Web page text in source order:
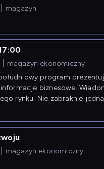
magazyn
magazyn ekonomiczny
program
biznesowe.
rynku. Nie zabraknie
magazyn ekonomiczny